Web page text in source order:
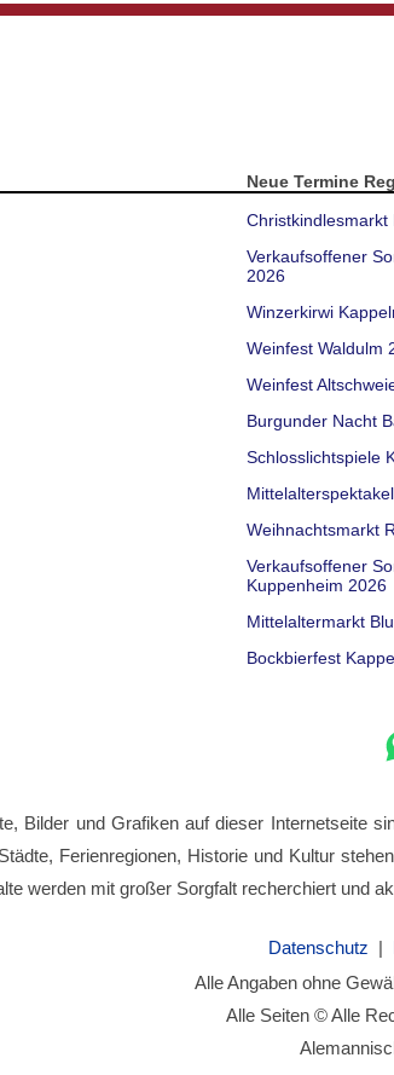
Neue Termine
Verkaufsoffener
2026
Winzerkirwi
Weinfest Waldulm
Weinfest
Burgunder Nacht
Schlosslichtspiele
Weihnachtsmarkt
Verkaufsoffener
Kuppenheim 2026
Mittelaltermarkt
Bockbierfest
Bilder und Grafiken auf dieser Internetseite
Ferienregionen, Historie und Kultur
werden mit großer Sorgfalt recherchiert und
Datenschutz |
Alle Angaben ohne
Alle Seiten © Alle